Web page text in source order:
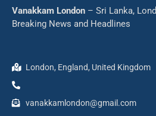
Vanakkam London – Sri Lanka,
Breaking News and Headlines
London, England, United Kingdom
vanakkamlondon@gmail.com